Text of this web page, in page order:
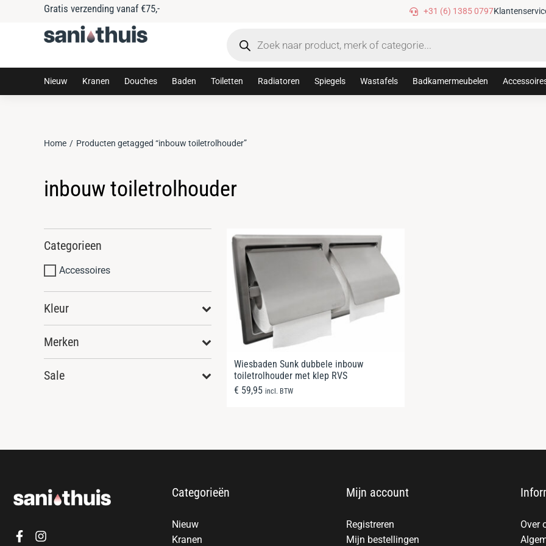
Gratis verzending vanaf €75,- Tijdelijke 10% korting met code:
+31 (6) 1385 0797
Nieuw Kranen Douches Baden Toiletten Radiatoren Spiegels Wastafels Badkamermeubelen
Je bent hier:
Home Producten getagged “inbouw toiletrolhouder”
inbouw toiletrolhouder
Categorieen
Accessoires
Kleur
Merken
Sale
Wiesbaden Sunk dubbele inbouw
toiletrolhouder met klep RVS
€ 59,95 incl. BTW
Categorieën
Nieuw
Kranen
Mijn account
Registreren
Mijn bestellingen
Over